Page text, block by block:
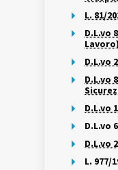
L. 81/
D.L.vo
Lavoro)
D.L.vo
D.L.vo
D.L.vo
D.L.vo
D.L.vo
L. 977/